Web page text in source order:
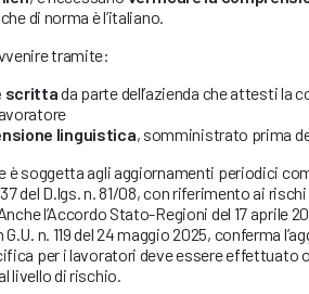
di norma è l’italiano.
tramite:
scrittada parte dell’azienda che attesti la
linguistica, somministrato prima
è soggetta agli aggiornamenti periodici
del D.lgs. n. 81/08, con riferimento ai
l’Accordo Stato-Regioni del 17 aprile
n. 119 del 24 maggio 2025, conferma
per i lavoratori deve essere effettuato
livello di rischio.